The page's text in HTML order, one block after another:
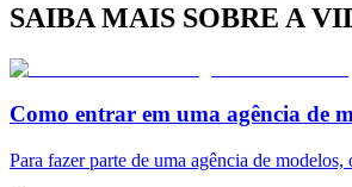
SAIBA MAIS SOBRE A
Como entrar em uma agência de
Para fazer parte de uma agência de